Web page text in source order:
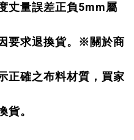
丈量誤差正負5mm屬
要求退換貨。 ※ 關於商
正確之布料材質，買家
貨。